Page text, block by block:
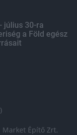
július 30-ra
a Föld egész
Market Építő Zrt.